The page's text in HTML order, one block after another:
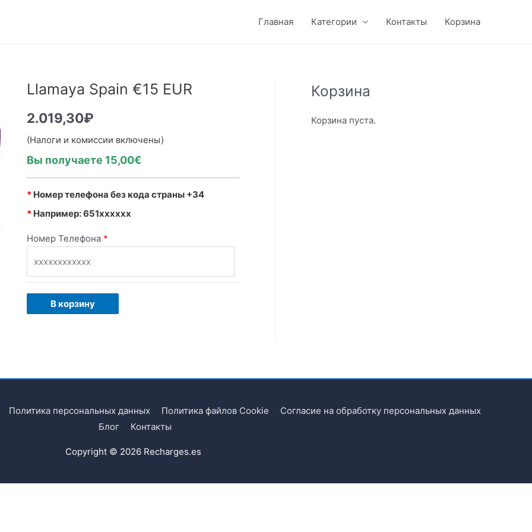
Главная Категории Контакты Корзина
Llamaya Spain €15 EUR
2.019,30₽
(Налоги и комиссии включены)
Вы получаете 15,00€
* Номер телефона без кода страны +34
* Например: 651xxxxxx
Номер Телефона *
В корзину
Корзина
Корзина пуста.
Политика персональных данных Политика файлов Cookie
Согласие на обработку персональных данных
Блог
Контакты
Copyright © 2026 Recharges.es